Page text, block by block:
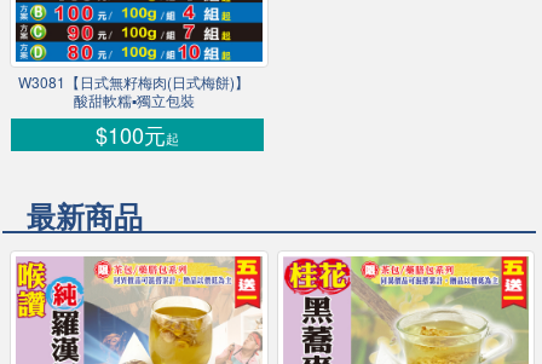
W3081【日式無籽梅肉(日式梅餅)】
酸甜軟糯▪獨立包裝
$100元起
最新商品